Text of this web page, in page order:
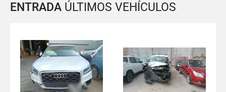
ENTRADA ÚLTIMOS VEHÍCULOS